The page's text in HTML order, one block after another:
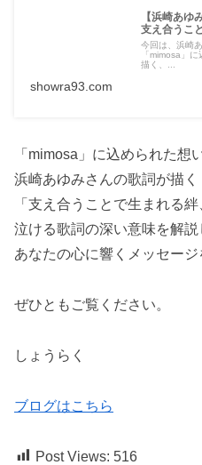
【浜崎あゆ
支え合うこ
今回は、浜崎
「mimosa」
描く、...
showra93.com
「mimosa」に込められた想
浜崎あゆみさんの歌詞が描く
「支え合うことで生まれる絆
泣ける歌詞の深い意味を解説
あなたの心に響くメッセージ
ぜひともご覧ください。
しょうらく
ブログはこちら
Post Views: 516